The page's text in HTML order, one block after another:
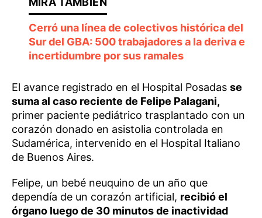
Cerró una línea de colectivos histórica del
Sur del GBA: 500 trabajadores a la deriva e
incertidumbre por sus ramales
El avance registrado en el Hospital Posadas se
suma al caso reciente de Felipe Palagani,
primer paciente pediátrico trasplantado con un
corazón donado en asistolia controlada en
Sudamérica, intervenido en el Hospital Italiano
de Buenos Aires.
Felipe, un bebé neuquino de un año que
dependía de un corazón artificial, recibió el
órgano luego de 30 minutos de inactividad